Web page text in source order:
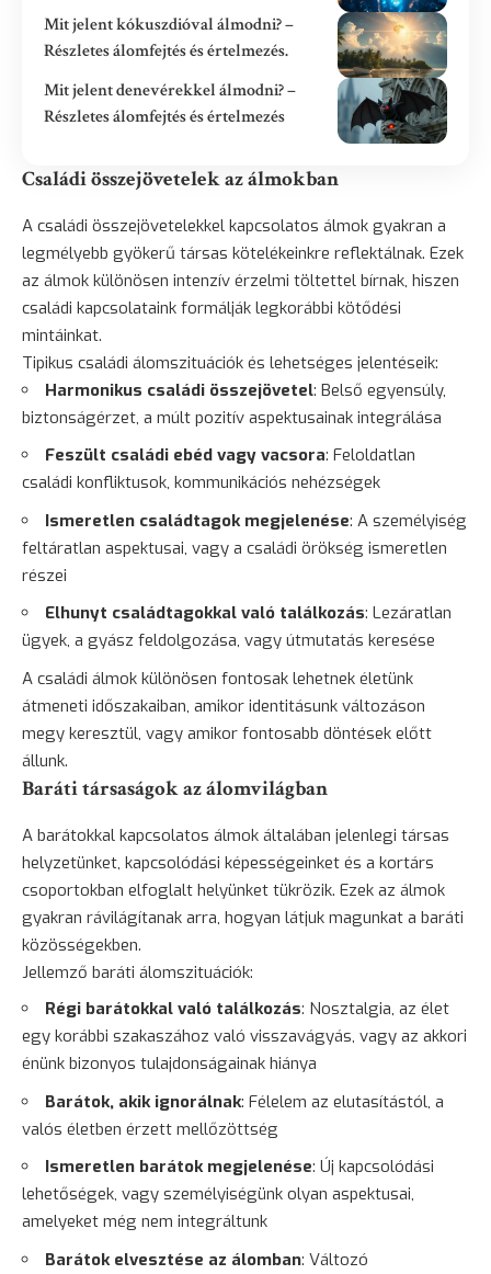
Mit jelent kókuszdióval álmodni? –
Részletes álomfejtés és értelmezés.
Mit jelent denevérekkel álmodni? –
Részletes álomfejtés és értelmezés
Családi összejövetelek az álmokban
A családi összejövetelekkel kapcsolatos álmok gyakran a
legmélyebb gyökerű társas kötelékeinkre reflektálnak. Ezek
az álmok különösen intenzív érzelmi töltettel bírnak, hiszen
családi kapcsolataink formálják legkorábbi kötődési
mintáinkat.
Tipikus családi álomszituációk és lehetséges jelentéseik:
Harmonikus családi összejövetel: Belső egyensúly,
biztonságérzet, a múlt pozitív aspektusainak integrálása
Feszült családi ebéd vagy vacsora: Feloldatlan
családi konfliktusok, kommunikációs nehézségek
Ismeretlen családtagok megjelenése: A személyiség
feltáratlan aspektusai, vagy a családi örökség ismeretlen
részei
Elhunyt családtagokkal való találkozás: Lezáratlan
ügyek, a gyász feldolgozása, vagy útmutatás keresése
A családi álmok különösen fontosak lehetnek életünk
átmeneti időszakaiban, amikor identitásunk változáson
megy keresztül, vagy amikor fontosabb döntések előtt
állunk.
Baráti társaságok az álomvilágban
A barátokkal kapcsolatos álmok általában jelenlegi társas
helyzetünket, kapcsolódási képességeinket és a kortárs
csoportokban elfoglalt helyünket tükrözik. Ezek az álmok
gyakran rávilágítanak arra, hogyan látjuk magunkat a baráti
közösségekben.
Jellemző baráti álomszituációk:
Régi barátokkal való találkozás: Nosztalgia, az élet
egy korábbi szakaszához való visszavágyás, vagy az akkori
énünk bizonyos tulajdonságainak hiánya
Barátok, akik ignorálnak: Félelem az elutasítástól, a
valós életben érzett mellőzöttség
Ismeretlen barátok megjelenése: Új kapcsolódási
lehetőségek, vagy személyiségünk olyan aspektusai,
amelyeket még nem integráltunk
Barátok elvesztése az álomban: Változó